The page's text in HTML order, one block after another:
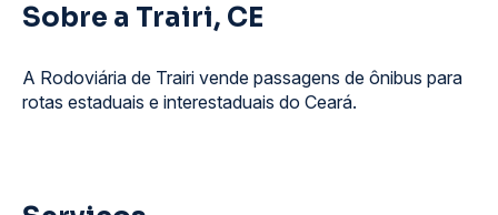
Sobre a Trairi, CE
A Rodoviária de Trairi vende passagens de ônibus para
rotas estaduais e interestaduais do Ceará.